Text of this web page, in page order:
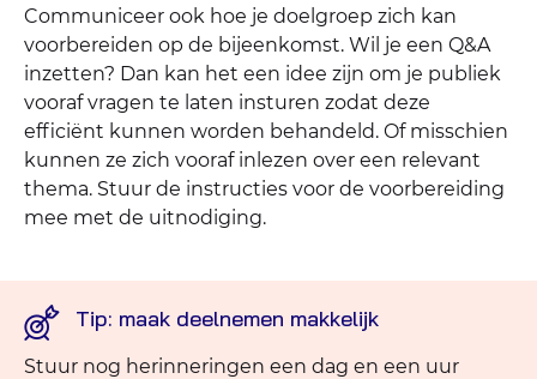
Communiceer ook hoe je doelgroep zich kan
voorbereiden op de bijeenkomst. Wil je een Q&A
inzetten? Dan kan het een idee zijn om je publiek
vooraf vragen te laten insturen zodat deze
efficiënt kunnen worden behandeld. Of misschien
kunnen ze zich vooraf inlezen over een relevant
thema. Stuur de instructies voor de voorbereiding
mee met de uitnodiging.
Tip: maak deelnemen makkelijk
Stuur nog herinneringen een dag en een uur